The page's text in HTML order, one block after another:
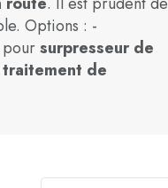
Options : -
surpresseur de
traitement de